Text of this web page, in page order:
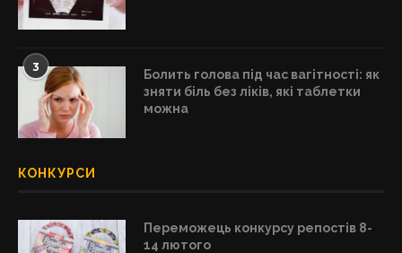
3
Болить голова під час вагітності: як
зняти біль без ліків, які таблетки
можна
КОНКУРСИ
Переможець конкурсу репостів 8-
14 лютого